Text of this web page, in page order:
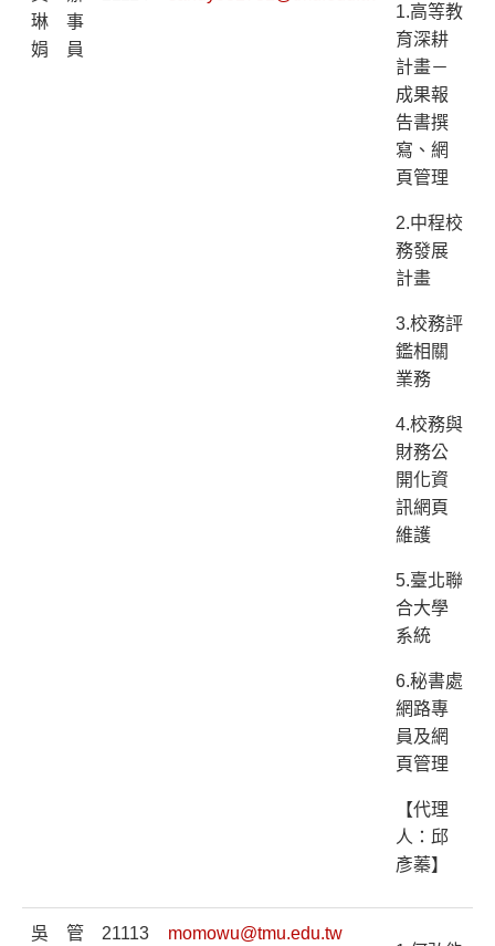
琳
娟
事
員
1.高等教
育深耕
計畫－
成果報
告書撰
寫、網
頁管理
2.中程校
務發展
計畫
3.校務評
鑑相關
業務
4.校務與
財務公
開化資
訊網頁
維護
5.臺北聯
合大學
系統
6.秘書處
網路專
員及網
頁管理
【代理
人：邱
彥蓁】
吳
管
21113
momowu@tmu.edu.tw